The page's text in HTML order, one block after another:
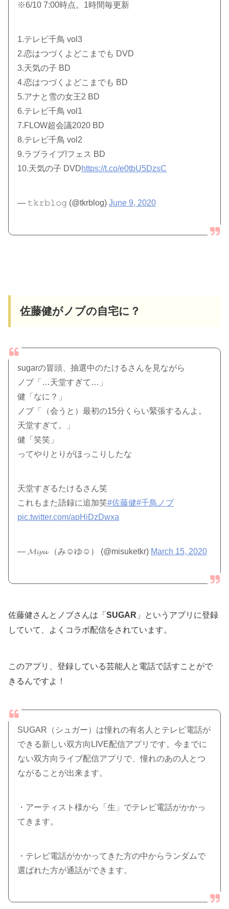
※6/10 7:00時点。1時間毎更新
1.テレビ千鳥 vol3
2.恋はつづくよどこまでも DVD
3.天気の子 BD
4.恋はつづくよどこまでも BD
5.アナと雪の女王2 BD
6.テレビ千鳥 vol1
7.FLOW超会議2020 BD
8.テレビ千鳥 vol2
9.ラブライブ!フェス BD
10.天気の子 DVDhttps://t.co/e0tbU5DzsC
— 𝚝𝚔𝚛𝚋𝚕𝚘𝚐 (@tkrblog)June 9, 2020
佐藤健がノブの自宅に？
sugarの冒頭、抽選中のたけるさんを見ながら
ノブ「…天堂すぎて…」
健「なに？」
ノブ「（会うと）最初の15分くらい緊張するんよ。
天堂すぎて。」
健「笑笑」
ってやりとりがほっこりしたな
天堂すぎるたけるさん笑
これもまた語録に追加笑#佐藤健#千鳥ノブ
pic.twitter.com/apHiDzDwxa
— 𝓜𝓲𝔂𝓾 （み☺︎ゆ☺︎） (@misuketkr) March 15, 2020
佐藤健さんとノブさんは「SUGAR 」というアプリに登録
していて、よくコラボ配信をされています。
このアプリ、登録している芸能人と電話で話すことがで
きるんですよ！
SUGAR（シュガー）は憧れの有名人とテレビ電話が
できる新しい双方向LIVE配信アプリです。今までに
ない双方向ライブ配信アプリで、憧れのあの人とつ
ながることが出来ます。
・アーティスト様から「生」でテレビ電話がかかっ
てきます。
・テレビ電話がかかってきた方の中からランダムで
選ばれた方が通話ができます。